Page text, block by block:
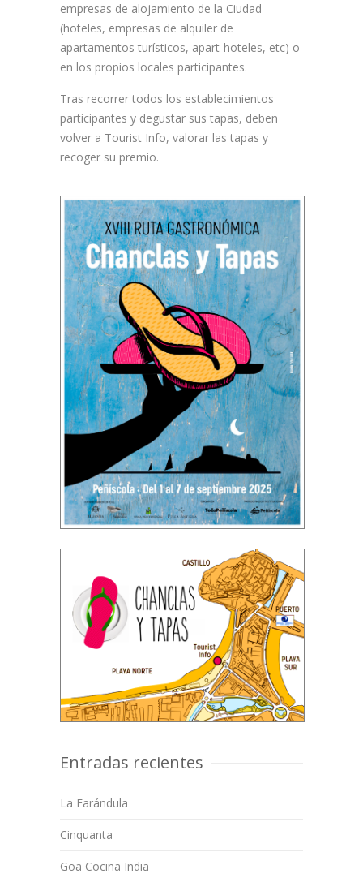
empresas de alojamiento de la Ciudad
(hoteles, empresas de alquiler de
apartamentos turísticos, apart-hoteles, etc) o
en los propios locales participantes.
Tras recorrer todos los establecimientos
participantes y degustar sus tapas, deben
volver a Tourist Info, valorar las tapas y
recoger su premio.
Entradas recientes
La Farándula
Cinquanta
Goa Cocina India